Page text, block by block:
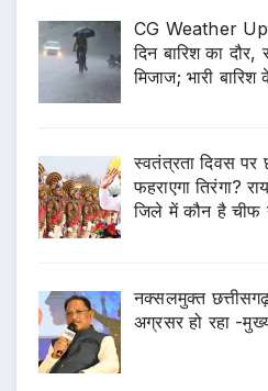
CG Weather
दिन बारिश का
मिजाज; भारी
स्वतंत्रता दिवस पर
फहराएगा तिरंगा?
जिले में कौन है चीफ
नक्सलमुक्त
अग्रसर हो रहा -